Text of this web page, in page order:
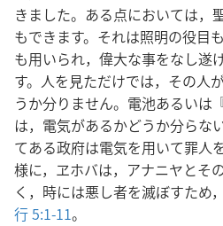
きました。ある点においては，
もできます。それは照明の役目
も用いられ，偉大な事をなし遂
す。人を見ただけでは，その人
うか分りません。電池あるいは
は，電気があるかどうか分らな
てある政府は電気を用いて罪人
様に，ヱホバは，アナニヤとそ
く，時には悪し者を滅ぼすた
行 5:1-11。